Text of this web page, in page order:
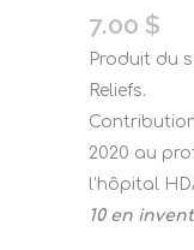
7.00 $
Produit du
Reliefs.
2020 au
l’hôpital
10 en